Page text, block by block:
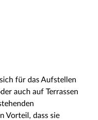
für das Aufstellen
auch auf Terrassen
Vorteil, dass sie